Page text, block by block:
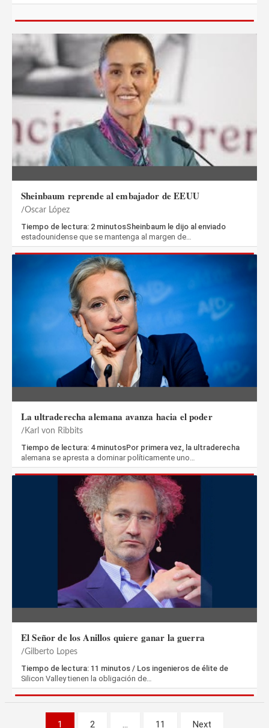
Sheinbaum reprende al embajador de EEUU
Oscar López
Tiempo de lectura: 2 minutosSheinbaum le dijo al enviado
estadounidense que se mantenga al margen de…
La ultraderecha alemana avanza hacia el poder
Karl von Ribbits
Tiempo de lectura: 4 minutosPor primera vez, la ultraderecha
alemana se apresta a dominar políticamente uno…
El Señor de los Anillos quiere ganar la guerra
Gilberto Lopes
Tiempo de lectura: 11 minutos / Los ingenieros de élite de
Silicon Valley tienen la obligación de…
Paginación
1 2 … 11 Next